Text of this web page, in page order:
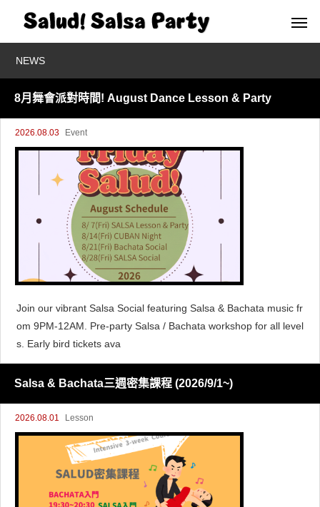
NEWS
8月舞會派對時間! August Dance Lesson & Party
2026.08.03 Event
Join our vibrant Salsa Social featuring Salsa & Bachata music fr
om 9PM-12AM. Pre-party Salsa / Bachata workshop for all level
s. Early bird tickets ava
Salsa & Bachata三週密集課程 (2026/9/1~)
2026.08.01 Lesson